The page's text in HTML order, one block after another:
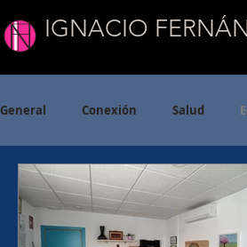
IGNACIO
General Conexión Salud